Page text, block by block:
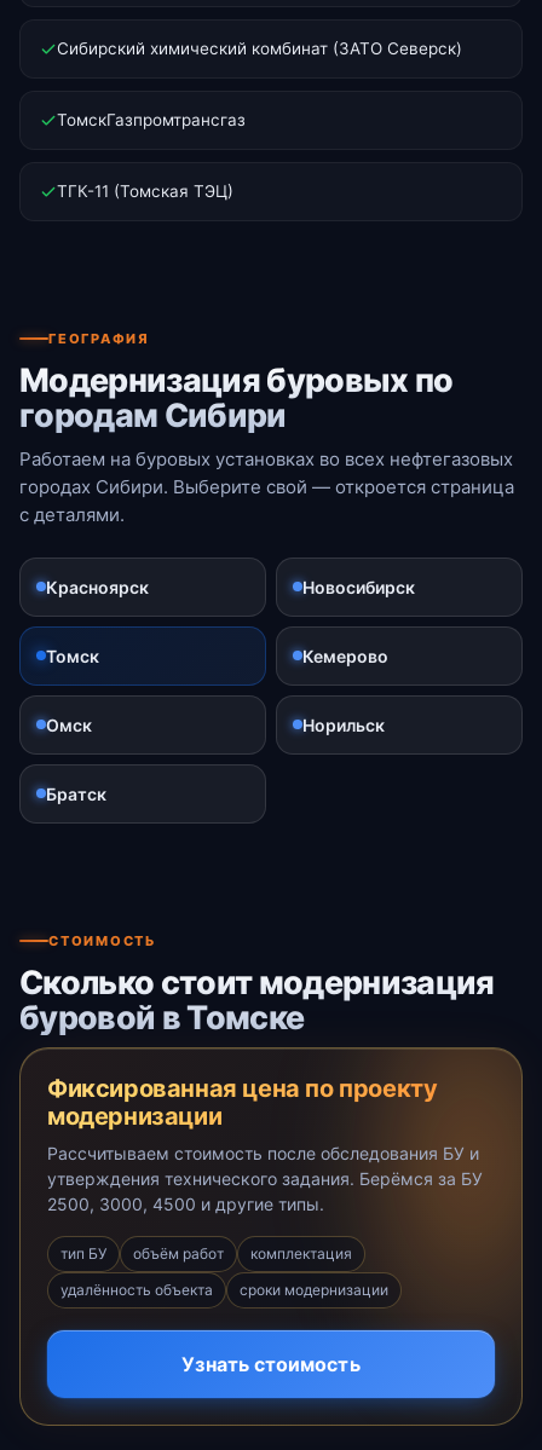
Сибирский химический комбинат (ЗАТО Северск)
ТомскГазпромтрансгаз
ТГК-11 (Томская ТЭЦ)
ГЕОГРАФИЯ
Модернизация буровых по
городам Сибири
Работаем на буровых установках во всех нефтегазовых
городах Сибири. Выберите свой — откроется страница
с деталями.
Красноярск Новосибирск
Томск Кемерово
Омск Норильск
Братск
СТОИМОСТЬ
Сколько стоит модернизация
буровой в Томске
Фиксированная цена по проекту
модернизации
Рассчитываем стоимость после обследования БУ и
утверждения технического задания. Берёмся за БУ
2500, 3000, 4500 и другие типы.
тип БУ объём работ
комплектация
удалённость объекта
сроки модернизации
Узнать стоимость